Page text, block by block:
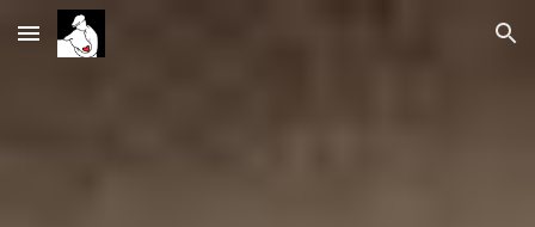
Skip to main content Skip to navigation